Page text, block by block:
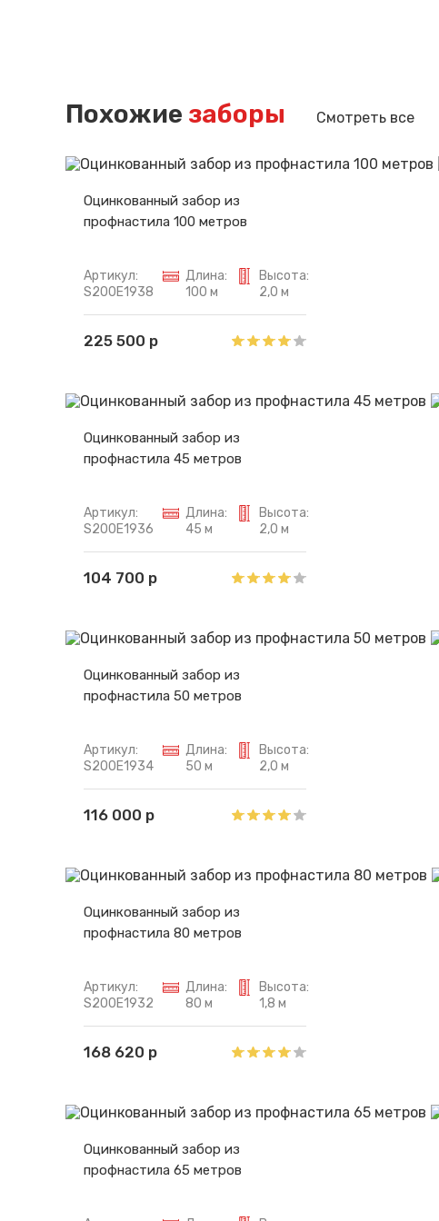
Похожие заборы Смотреть все
Оцинкованный забор из
профнастила 100 метров
Артикул:
S200E1938
Длина:
100 м
Высота:
2,0 м
225 500 р
Оцинкованный забор из
профнастила 45 метров
Артикул:
S200E1936
Длина:
45 м
Высота:
2,0 м
104 700 р
Оцинкованный забор из
профнастила 50 метров
Артикул:
S200E1934
Длина:
50 м
Высота:
2,0 м
116 000 р
Оцинкованный забор из
профнастила 80 метров
Артикул:
S200E1932
Длина:
80 м
Высота:
1,8 м
168 620 р
Оцинкованный забор из
профнастила 65 метров